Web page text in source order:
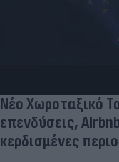
Νέο Χωροταξικό
επενδύσεις,
κερδισμένες